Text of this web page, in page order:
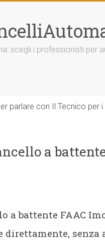
scegli i professionisti per
parlare con Il Tecnico per
a
a battente FAAC
senza